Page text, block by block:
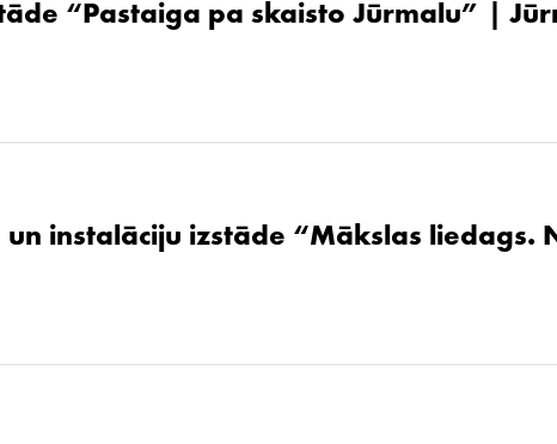
“Pastaiga pa skaisto Jūrmalu” |
instalāciju izstāde “Mākslas liedags.